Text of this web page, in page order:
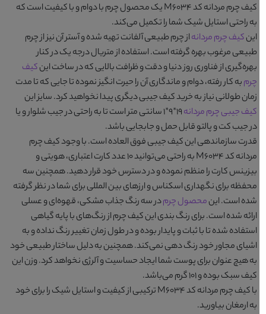
کیف چرم مردانه کد M6034
یک محصول چرم با دوام و با کیفیت است که
به راحتی استایل شیک شما را تکمیل می‌کند.
اینکیف چرم مردانهاز چرم طبیعی آلفانت تهیه شده و آستر آن نیز از چرم
طبیعی مرغوب بهره گرفته است. استفاده از متریال درجه یک در کنار
بهره‌گیری از فناوری روز دنیا و دقت و ظرافت بالایی که در ساخت اینکیف
چرمبه کار رفته، دوام و ماندگاری آن را حیرت انگیز نموده تا جایی که تا مدت
زمان طولانی نیاز به خرید کیف جیبی دیگری پیدا نخواهید کرد. سایز این
کیف جیبی چرم مردانه
۱۹*۹*۱ سانتی متر است تا به راحتی در جیب شلوار و یا
در جیب کت و پالتو قابل حمل و جابجایی باشد.
قدرت سازماندهی این کیف جیبی فوق العاده است. با وجودکیف چرم
مردانه کد M6034
به راحتی می‌توانید ۱۰ عدد کارت اعتباری، هویتی و
بیزینس کارت را منظم نموده و در دسترس خود قرار دهید. همچنین سه
محفظه برای نگهداری اسکناس و ارزهای بین المللی برای شما در نظر گرفته
شده است. اینمحصول چرمدر سه رنگ جذابمشکی، قهوه‌ای و عسلی
ارائه شده است. برای رنگ بندی این کیف چرم از رنگ‌های با پایه گیاهی
استفاده شده تا با ثبات و پایدار بوده و در طول زمان تغییر رنگ نداده و به
اشیای مجاور خود رنگ دهی نمی‌کند. همچنین به دلیل ساختار طبیعی خود
به هیچ عنوان برای پوست شما ایجاد حساسیت و آلرژی نخواهد کرد. وزن این
کیف سبک بوده و ۱۰۱ گرم می‌باشد.
کیف چرم مردانه کد M6034
ترکیبی از کیفیت و استایل شیک را برای خود
به ارمغان بیاورید.